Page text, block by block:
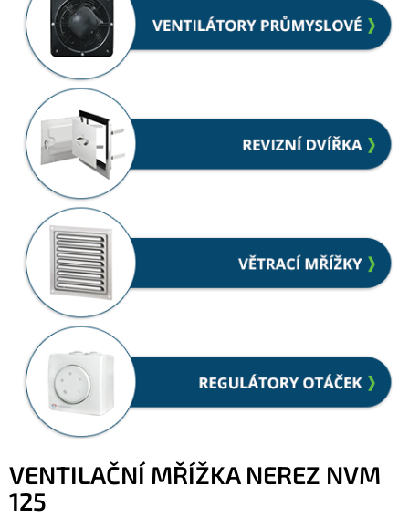
VENTILAČNÍ MŘÍŽKA NEREZ NVM
125